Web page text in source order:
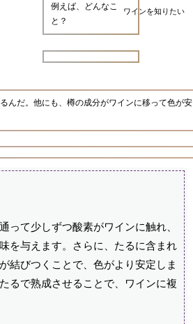
ワインを知りたい
例えば、どんなこ
と？
んだ。他にも、樽の成分がワインに移って色が安
って少しずつ酸素がワインに触れ、
を与えます。さらに、たるに含まれ
結びつくことで、色がより安定しま
るで熟成させることで、ワインに複